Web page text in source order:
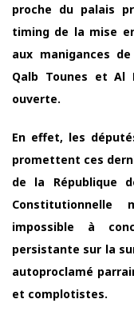
proche du palais
timing de la mise
aux manigances
Qalb Tounes et Al
ouverte.
En effet, les
promettent ces
de la République
impossible à
persistante sur la
autoproclamé
et complotistes.